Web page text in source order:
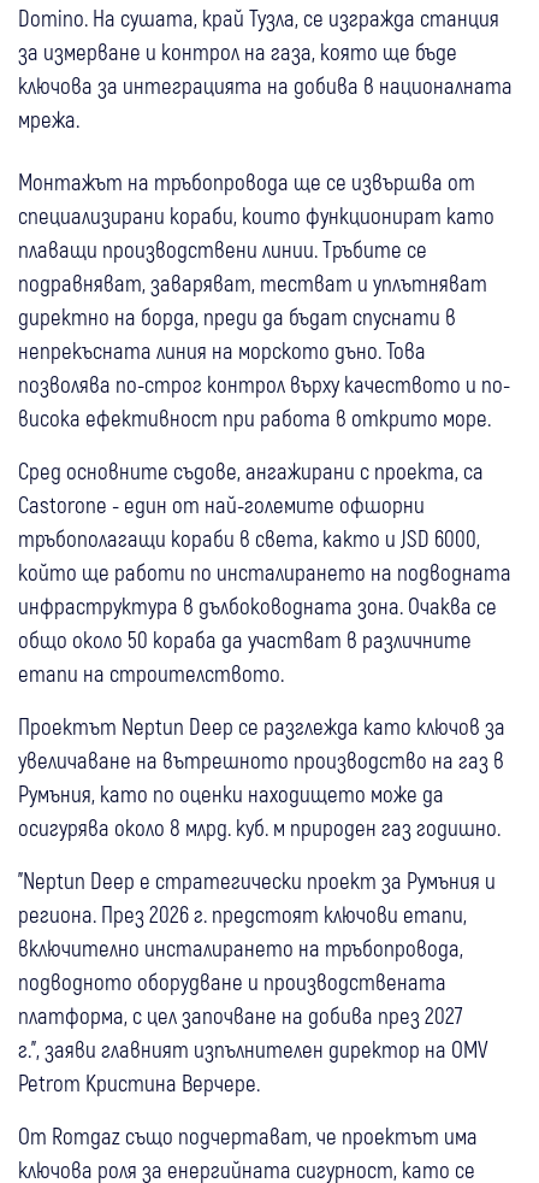
Domino. На сушата, край Тузла, се изгражда станция
за измерване и контрол на газа, която ще бъде
ключова за интеграцията на добива в националната
мрежа.
Монтажът на тръбопровода ще се извършва от
специализирани кораби, които функционират като
плаващи производствени линии. Тръбите се
подравняват, заваряват, тестват и уплътняват
директно на борда, преди да бъдат спуснати в
непрекъсната линия на морското дъно. Това
позволява по-строг контрол върху качеството и по-
висока ефективност при работа в открито море.
Сред основните съдове, ангажирани с проекта, са
Castorone - един от най-големите офшорни
тръбополагащи кораби в света, както и JSD 6000,
който ще работи по инсталирането на подводната
инфраструктура в дълбоководната зона. Очаква се
общо около 50 кораба да участват в различните
етапи на строителството.
Проектът Neptun Deep се разглежда като ключов за
увеличаване на вътрешното производство на газ в
Румъния, като по оценки находището може да
осигурява около 8 млрд. куб. м природен газ годишно.
"Neptun Deep е стратегически проект за Румъния и
региона. През 2026 г. предстоят ключови етапи,
включително инсталирането на тръбопровода,
подводното оборудване и производствената
платформа, с цел започване на добива през 2027
г.", заяви главният изпълнителен директор на OMV
Petrom Кристина Верчере.
От Romgaz също подчертават, че проектът има
ключова роля за енергийната сигурност, като се